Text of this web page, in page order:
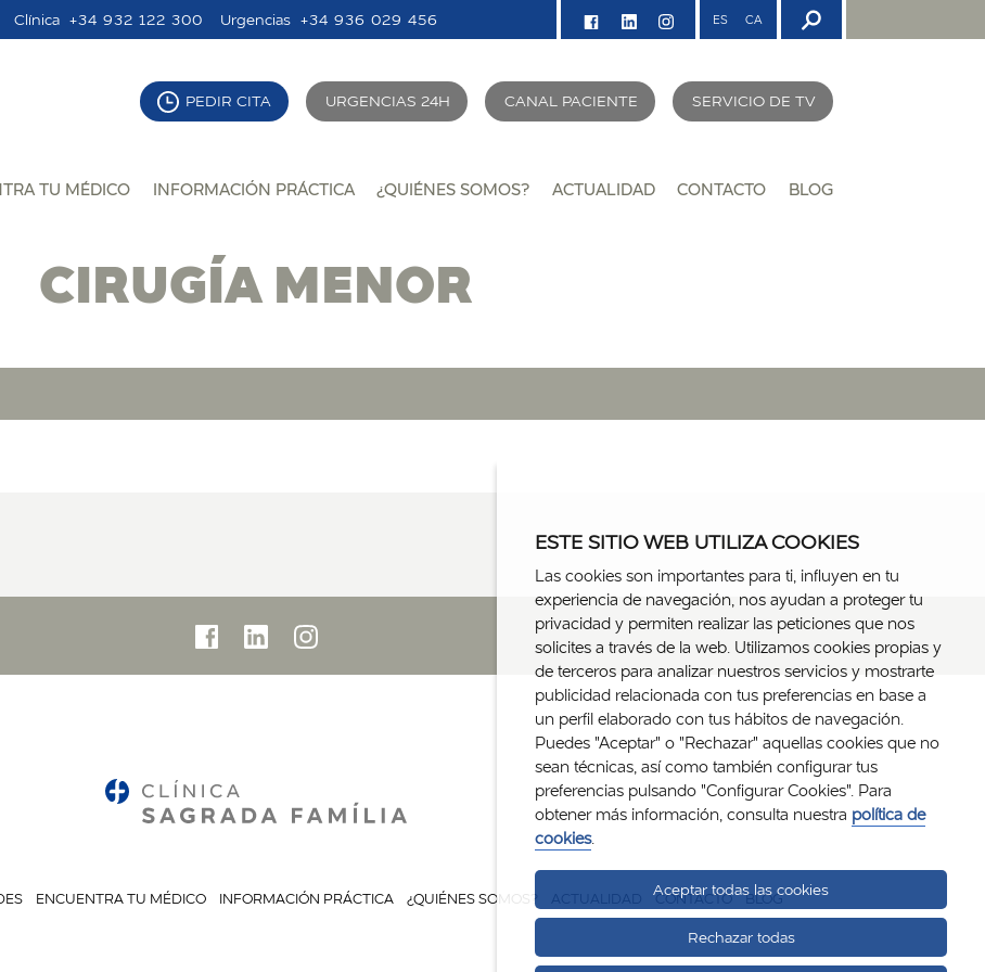
Clínica +34 932 122 300 Urgencias +34 936 029 456 ES CA
PEDIR CITA URGENCIAS 24H CANAL PACIENTE SERVICIO DE TV
TU MÉDICO INFORMACIÓN PRÁCTICA ¿QUIÉNES SOMOS? ACTUALIDAD CONTACTO BLOG
CIRUGÍA MENOR
ENCUENTRA TU MÉDICO INFORMACIÓN PRÁCTICA ¿QUIÉNES SOMOS? ACTUALIDAD CONTACTO BLOG
ESTE SITIO WEB UTILIZA COOKIES
Las cookies son importantes para ti, influyen en tu
experiencia de navegación, nos ayudan a proteger tu
privacidad y permiten realizar las peticiones que nos
solicites a través de la web. Utilizamos cookies propias y
de terceros para analizar nuestros servicios y mostrarte
publicidad relacionada con tus preferencias en base a
un perfil elaborado con tus hábitos de navegación.
Puedes "Aceptar" o "Rechazar" aquellas cookies que no
sean técnicas, así como también configurar tus
preferencias pulsando "Configurar Cookies". Para
obtener más información, consulta nuestra política de
cookies.
Aceptar todas las cookies
Rechazar todas